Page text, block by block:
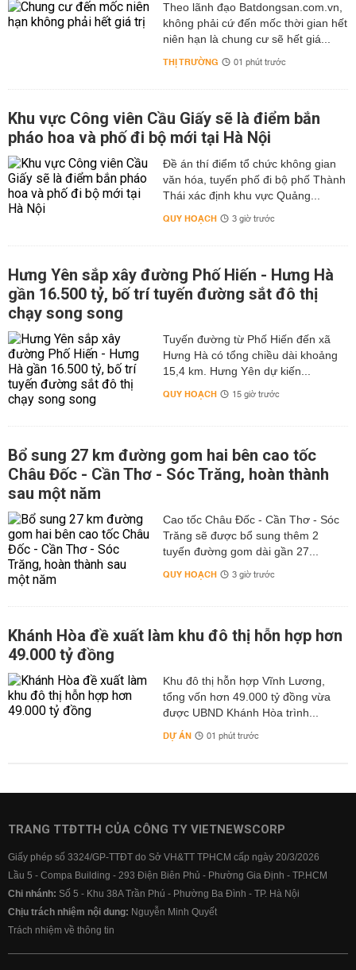
Theo lãnh đạo Batdongsan.com.vn,
không phải cứ đến mốc thời gian hết
niên hạn là chung cư sẽ hết giá...
THỊ TRƯỜNG 01 phút trước
Khu vực Công viên Cầu Giấy sẽ là điểm bắn
pháo hoa và phố đi bộ mới tại Hà Nội
Đề án thí điểm tổ chức không gian
văn hóa, tuyến phố đi bộ phố Thành
Thái xác định khu vực Quảng...
QUY HOẠCH 3 giờ trước
Hưng Yên sắp xây đường Phố Hiến - Hưng Hà
gần 16.500 tỷ, bố trí tuyến đường sắt đô thị
chạy song song
Tuyến đường từ Phố Hiến đến xã
Hưng Hà có tổng chiều dài khoảng
15,4 km. Hưng Yên dự kiến...
QUY HOẠCH 15 giờ trước
Bổ sung 27 km đường gom hai bên cao tốc
Châu Đốc - Cần Thơ - Sóc Trăng, hoàn thành
sau một năm
Cao tốc Châu Đốc - Cần Thơ - Sóc
Trăng sẽ được bổ sung thêm 2
tuyến đường gom dài gần 27...
QUY HOẠCH 3 giờ trước
Khánh Hòa đề xuất làm khu đô thị hỗn hợp hơn
49.000 tỷ đồng
Khu đô thị hỗn hợp Vĩnh Lương,
tổng vốn hơn 49.000 tỷ đồng vừa
được UBND Khánh Hòa trình...
DỰ ÁN 01 phút trước
TRANG TTĐTTH CỦA CÔNG TY VIETNEWSCORP
Giấy phép số 3324/GP-TTĐT do Sở VH&TT TPHCM cấp ngày 20/3/2026
Lầu 5 - Compa Building - 293 Điện Biên Phủ - Phường Gia Định - TP.HCM
Chi nhánh: Số 5 - Khu 38A Trần Phú - Phường Ba Đình - TP. Hà Nội
Chịu trách nhiệm nội dung: Nguyễn Minh Quyết
Trách nhiệm về thông tin